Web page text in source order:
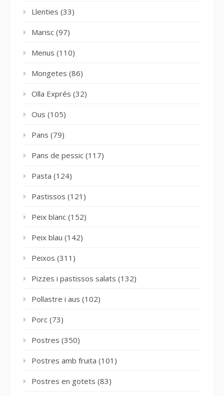
Llenties (33)
Marisc (97)
Menus (110)
Mongetes (86)
Olla Exprés (32)
Ous (105)
Pans (79)
Pans de pessic (117)
Pasta (124)
Pastissos (121)
Peix blanc (152)
Peix blau (142)
Peixos (311)
Pizzes i pastissos salats (132)
Pollastre i aus (102)
Porc (73)
Postres (350)
Postres amb fruita (101)
Postres en gotets (83)